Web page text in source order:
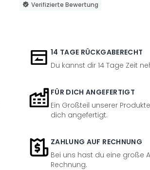
Verifizierte Bewertung
14 TAGE RÜCKGABERECHT
Du kannst dir 14 Tage Zeit
FÜR DICH ANGEFERTIGT
Ein Großteil unserer
dich angefertigt.
ZAHLUNG AUF RECHNUNG
Bei uns hast du eine große
Rechnung.